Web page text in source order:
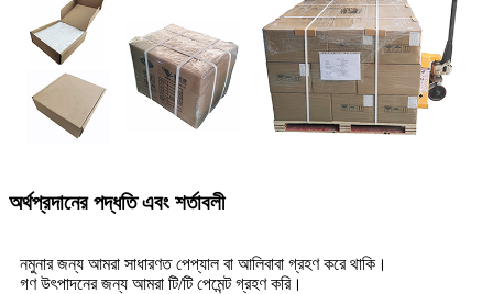
অর্থপ্রদানের পদ্ধতি এবং শর্তাবলী
নমুনার জন্য আমরা সাধারণত পেপ্যাল ​​বা আলিবাবা গ্রহণ করে থাকি।
গণ উৎপাদনের জন্য আমরা টি/টি পেমেন্ট গ্রহণ করি।